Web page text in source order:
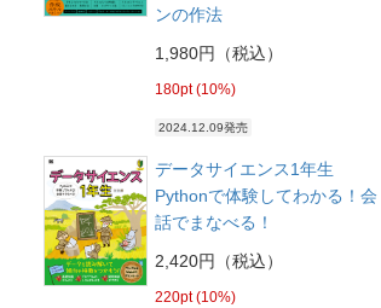
ンの作法
1,980円（税込）
180pt (10%)
2024.12.09発売
データサイエンス1年生
Pythonで体験してわかる！会
話でまなべる！
2,420円（税込）
220pt (10%)